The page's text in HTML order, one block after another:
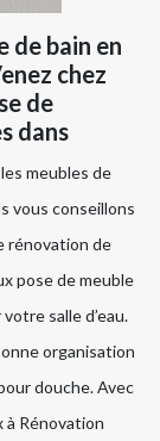
de bain en
chez
de
dans
meubles de
vous conseillons
rénovation de
pose de meuble
salle d’eau.
organisation
douche. Avec
à Rénovation